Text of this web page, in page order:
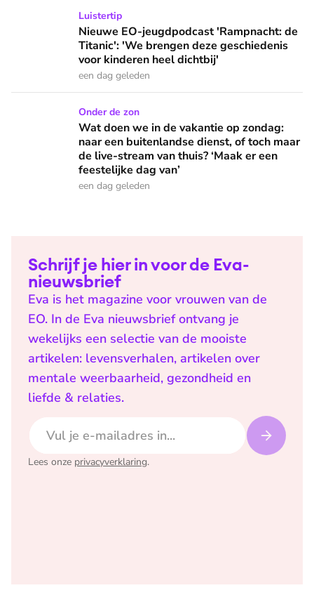
Nieuwe EO-jeugdpodcast 'Rampnacht: de Titanic': 'We
Luistertip
Nieuwe EO-jeugdpodcast 'Rampnacht: de
Titanic': 'We brengen deze geschiedenis
voor kinderen heel dichtbij'
een dag geleden
Wat doen we in de vakantie op zondag: naar een
Onder de zon
Wat doen we in de vakantie op zondag:
naar een buitenlandse dienst, of toch maar
de live-stream van thuis? ‘Maak er een
feestelijke dag van’
een dag geleden
Schrijf je hier in voor de Eva-
nieuwsbrief
Eva is het magazine voor vrouwen van de
EO. In de Eva nieuwsbrief ontvang je
wekelijks een selectie van de mooiste
artikelen: levensverhalen, artikelen over
mentale weerbaarheid, gezondheid en
liefde & relaties.
Lees onze privacyverklaring.